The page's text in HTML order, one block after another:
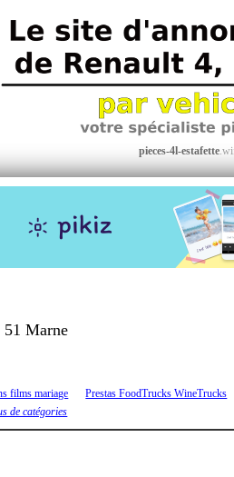
pieces-4l-estafette
51 Marne
films mariage Prestas FoodTrucks WineTrucks
de catégories